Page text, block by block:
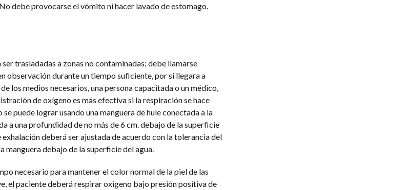
debe provocarse el vómito ni hacer lavado de estomago.
trasladadas a zonas no contaminadas; debe llamarse
observación durante un tiempo suficiente, por si llegara a
los medios necesarios, una persona capacitada o un médico,
de oxígeno es más efectiva si la respiración se hace
puede lograr usando una manguera de hule conectada a la
a una profundidad de no más de 6 cm. debajo de la superficie
deberá ser ajustada de acuerdo con la tolerancia del
debajo de la superficie del agua.
necesario para mantener el color normal de la piel de las
el paciente deberá respirar oxigeno bajo presión positiva de